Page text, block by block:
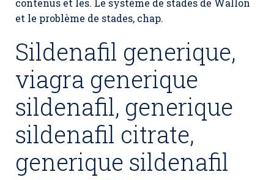
contenus et les. Le système de stades de Wallon
et le problème de stades, chap.
Sildenafil generique,
viagra generique
sildenafil, generique
sildenafil citrate,
generique sildenafil